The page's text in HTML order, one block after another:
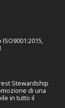
Stewardship
di una
in tutto il